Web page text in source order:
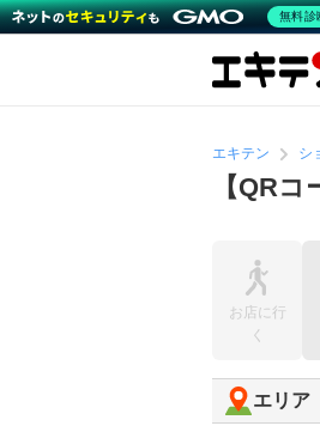
エキテン シ
【QR
お店に行
く
エリア
無料診